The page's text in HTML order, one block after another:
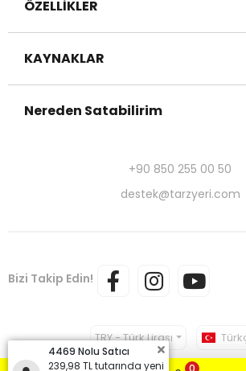
ÖZELLİKLER
KAYNAKLAR
Nereden Satabilirim
+90 850 255 00 50
destek@tarzyeri.com
Bizi Takip Edin!
TRY - Türk Lirası
4469 Nolu Satıcı
239,98 TL tutarında yeni